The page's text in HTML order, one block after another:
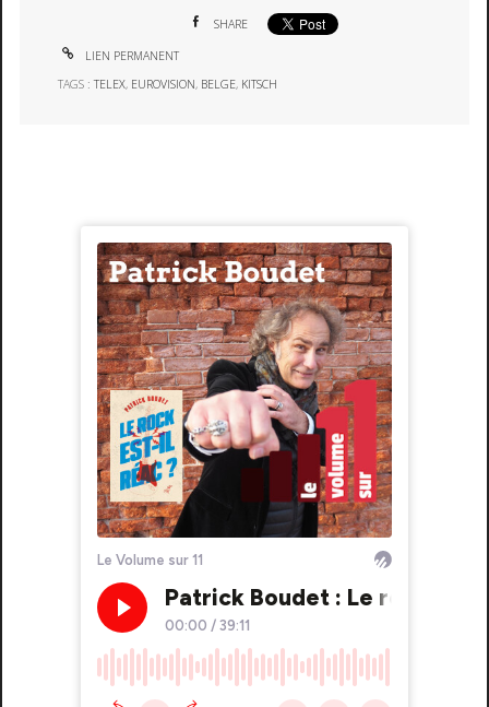
SHARE
LIEN PERMANENT
TAGS :TELEX, EUROVISION, BELGE, KITSCH